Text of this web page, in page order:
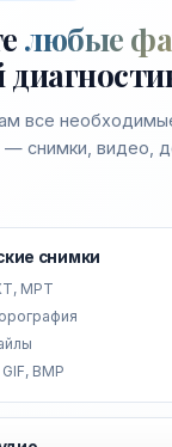
любые
все
снимки, видео,
снимки
МРТ
BMP